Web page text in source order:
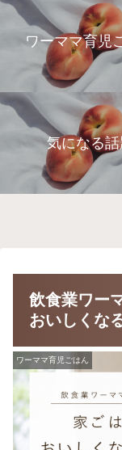
ワーママ育児
気になる話
飲食業ワー
おいしくな
ワーママ育児ごはん